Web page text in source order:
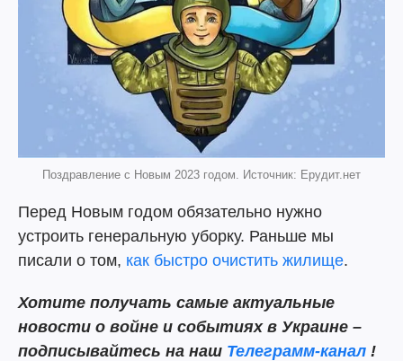
Поздравление с Новым 2023 годом. Источник: Ерудит.нет
Перед Новым годом обязательно нужно
устроить генеральную уборку. Раньше мы
писали о том, как быстро очистить жилище.
Хотите получать самые актуальные
новости о войне и событиях в Украине –
подписывайтесь на наш Телеграмм-канал !